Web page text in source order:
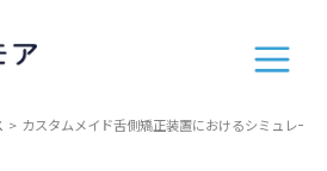
カスタムメイド舌側矯正装置におけるシミュレー